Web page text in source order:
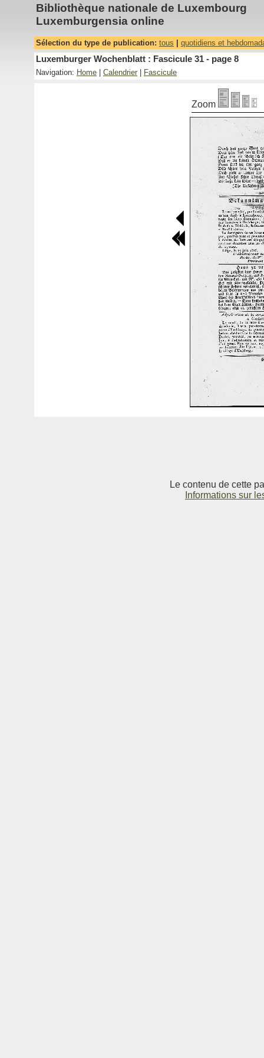
Bibliothèque nationale de Luxembourg
Luxemburgensia online
Sélection du type de publication: tous quotidiens et
Luxemburger Wochenblatt : Fascicule 31 - page 8
Navigation: Home Calendrier Fascicule
Zoom
Le contenu de cette
Informations sur